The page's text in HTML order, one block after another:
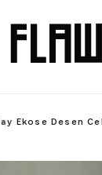
Ekose Desen